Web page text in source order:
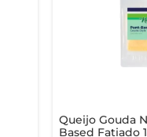
Queijo Gouda
Based Fatiado